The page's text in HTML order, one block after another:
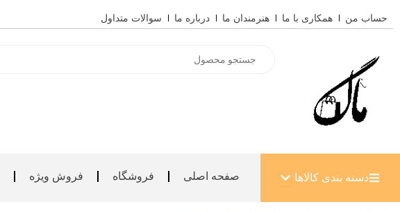
به
حساب من همکاری با ما هنرمندان ما درباره ما سوالات متداول
search
دسته بندی کالاها باز کردن دسته بندی کالاها
صفحه اصلی فروشگاه فروش ویژه